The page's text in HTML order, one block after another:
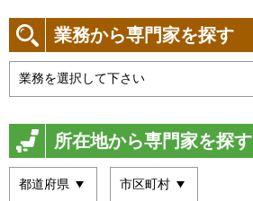
業務から専門家を探す
所在地から専門家を探す